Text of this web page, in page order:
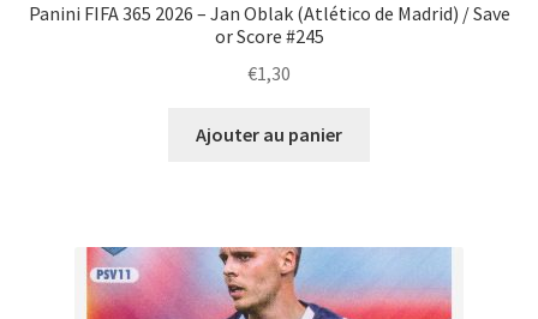
Panini FIFA 365 2026 – Jan Oblak (Atlético de Madrid) / Save
or Score #245
€1,30
Ajouter au panier